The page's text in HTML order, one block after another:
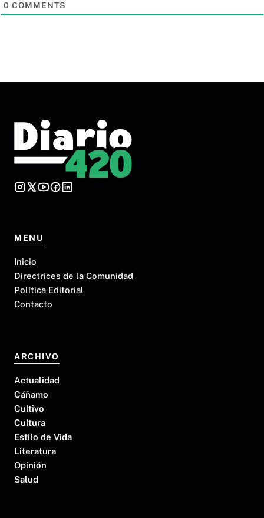
0 COMMENTS
MENU
Inicio
Directrices de la Comunidad
Política Editorial
Contacto
ARCHIVO
Actualidad
Cáñamo
Cultivo
Cultura
Estilo de Vida
Literatura
Opinión
Salud